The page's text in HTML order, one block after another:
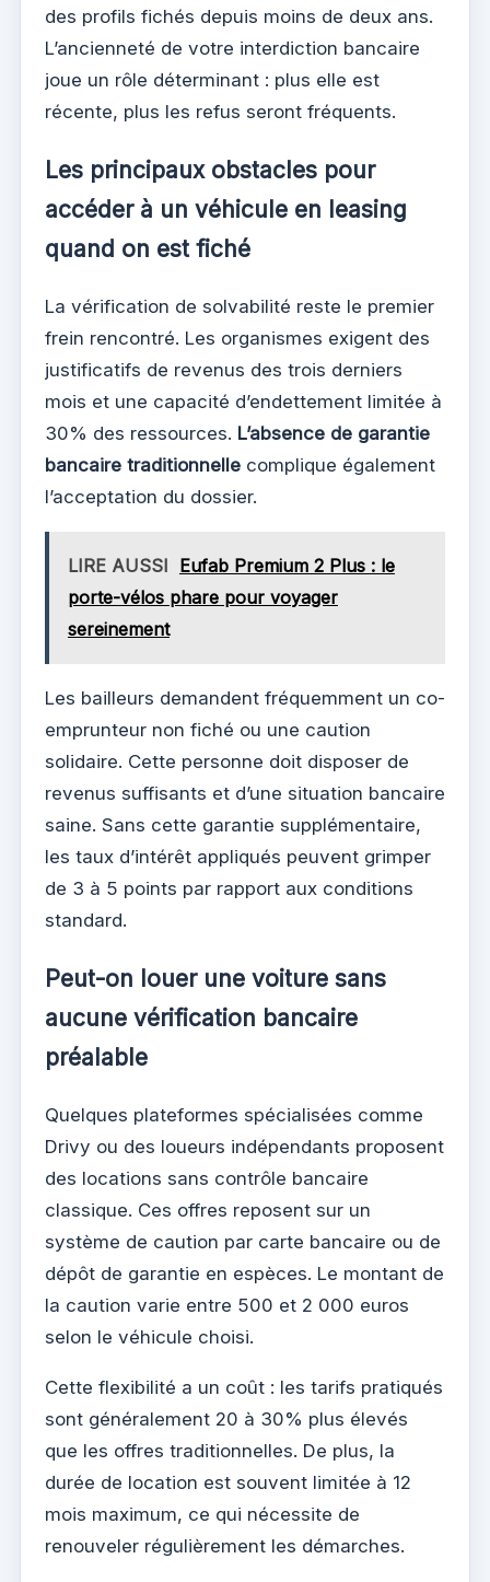
des profils fichés depuis moins de deux ans.
L’ancienneté de votre interdiction bancaire
joue un rôle déterminant : plus elle est
récente, plus les refus seront fréquents.
Les principaux obstacles pour
accéder à un véhicule en leasing
quand on est fiché
La vérification de solvabilité reste le premier
frein rencontré. Les organismes exigent des
justificatifs de revenus des trois derniers
mois et une capacité d’endettement limitée à
30% des ressources. L’absence de garantie
bancaire traditionnelle complique également
l’acceptation du dossier.
LIRE AUSSI Eufab Premium 2 Plus : le
porte-vélos phare pour voyager
sereinement
Les bailleurs demandent fréquemment un co-
emprunteur non fiché ou une caution
solidaire. Cette personne doit disposer de
revenus suffisants et d’une situation bancaire
saine. Sans cette garantie supplémentaire,
les taux d’intérêt appliqués peuvent grimper
de 3 à 5 points par rapport aux conditions
standard.
Peut-on louer une voiture sans
aucune vérification bancaire
préalable
Quelques plateformes spécialisées comme
Drivy ou des loueurs indépendants proposent
des locations sans contrôle bancaire
classique. Ces offres reposent sur un
système de caution par carte bancaire ou de
dépôt de garantie en espèces. Le montant de
la caution varie entre 500 et 2 000 euros
selon le véhicule choisi.
Cette flexibilité a un coût : les tarifs pratiqués
sont généralement 20 à 30% plus élevés
que les offres traditionnelles. De plus, la
durée de location est souvent limitée à 12
mois maximum, ce qui nécessite de
renouveler régulièrement les démarches.